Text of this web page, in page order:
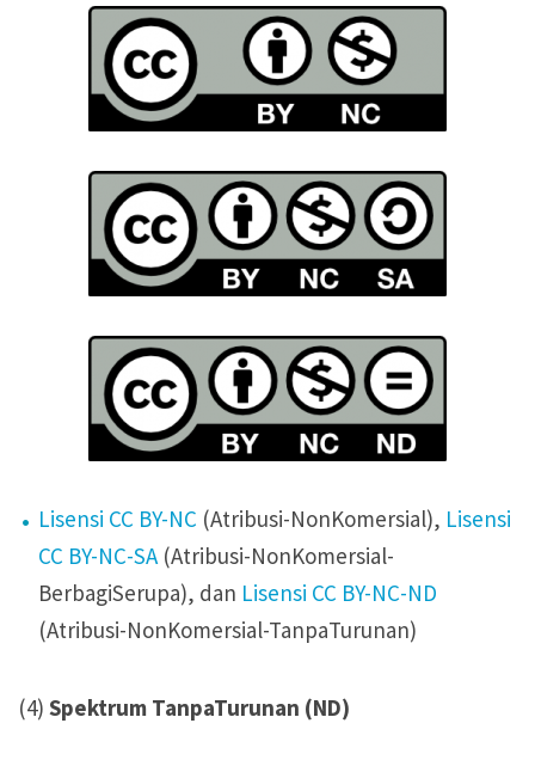
Lisensi CC BY-NC (Atribusi-NonKomersial), Lisensi
CC BY-NC-SA(Atribusi-NonKomersial-
BerbagiSerupa), dan Lisensi CC BY-NC-ND
(Atribusi-NonKomersial-TanpaTurunan)
(4) Spektrum TanpaTurunan (ND)